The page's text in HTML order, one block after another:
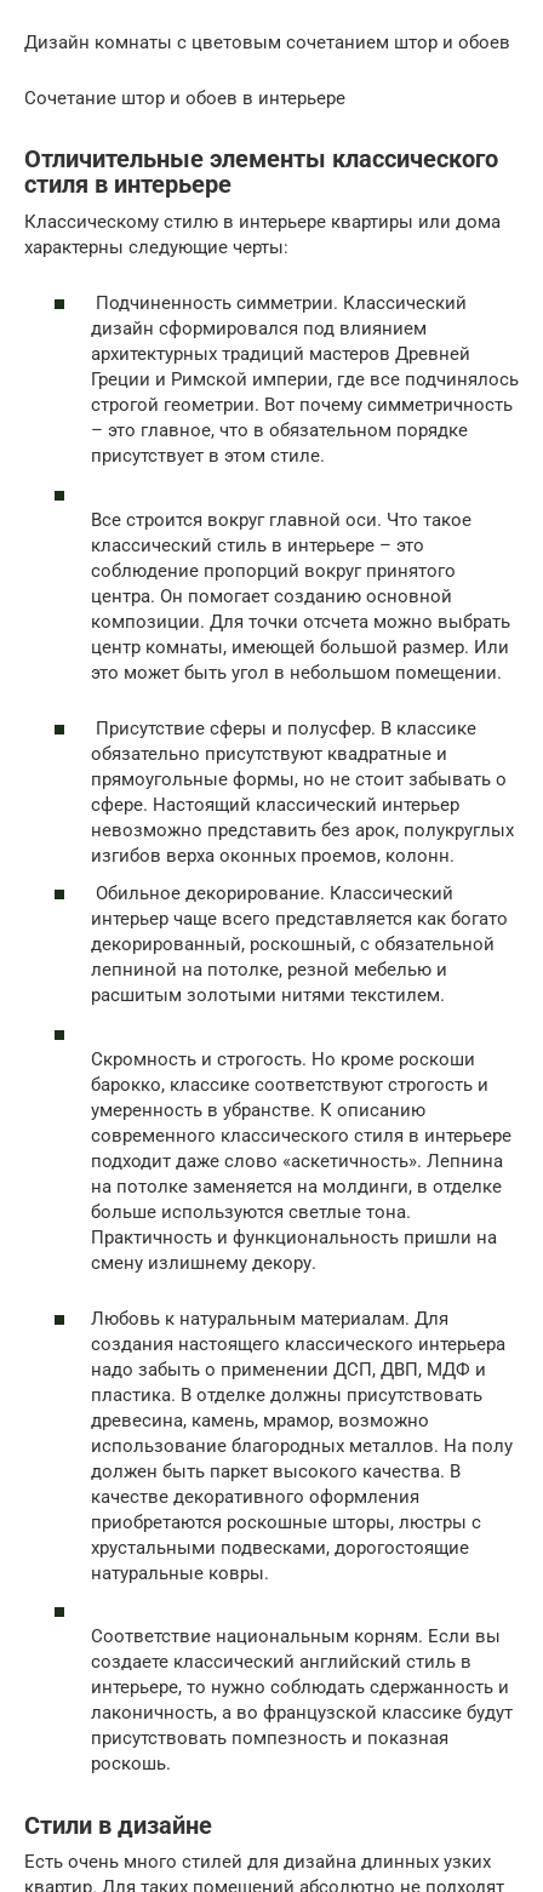
Дизайн комнаты с цветовым сочетанием штор и обоев
Сочетание штор и обоев в интерьере
Отличительные элементы классического
стиля в интерьере
Классическому стилю в интерьере квартиры или дома
характерны следующие черты:
Подчиненность симметрии. Классический
дизайн сформировался под влиянием
архитектурных традиций мастеров Древней
Греции и Римской империи, где все подчинялось
строгой геометрии. Вот почему симметричность
– это главное, что в обязательном порядке
присутствует в этом стиле.
Все строится вокруг главной оси. Что такое
классический стиль в интерьере – это
соблюдение пропорций вокруг принятого
центра. Он помогает созданию основной
композиции. Для точки отсчета можно выбрать
центр комнаты, имеющей большой размер. Или
это может быть угол в небольшом помещении.
Присутствие сферы и полусфер. В классике
обязательно присутствуют квадратные и
прямоугольные формы, но не стоит забывать о
сфере. Настоящий классический интерьер
невозможно представить без арок, полукруглых
изгибов верха оконных проемов, колонн.
Обильное декорирование. Классический
интерьер чаще всего представляется как богато
декорированный, роскошный, с обязательной
лепниной на потолке, резной мебелью и
расшитым золотыми нитями текстилем.
Скромность и строгость. Но кроме роскоши
барокко, классике соответствуют строгость и
умеренность в убранстве. К описанию
современного классического стиля в интерьере
подходит даже слово «аскетичность». Лепнина
на потолке заменяется на молдинги, в отделке
больше используются светлые тона.
Практичность и функциональность пришли на
смену излишнему декору.
Любовь к натуральным материалам. Для
создания настоящего классического интерьера
надо забыть о применении ДСП, ДВП, МДФ и
пластика. В отделке должны присутствовать
древесина, камень, мрамор, возможно
использование благородных металлов. На полу
должен быть паркет высокого качества. В
качестве декоративного оформления
приобретаются роскошные шторы, люстры с
хрустальными подвесками, дорогостоящие
натуральные ковры.
Соответствие национальным корням. Если вы
создаете классический английский стиль в
интерьере, то нужно соблюдать сдержанность и
лаконичность, а во французской классике будут
присутствовать помпезность и показная
роскошь.
Стили в дизайне
Есть очень много стилей для дизайна длинных узких
квартир. Для таких помещений абсолютно не подходят